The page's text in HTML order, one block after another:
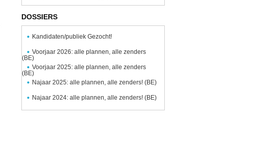
DOSSIERS
Kandidaten/publiek Gezocht!
Voorjaar 2026: alle plannen, alle zenders
(BE)
Voorjaar 2025: alle plannen, alle zenders
(BE)
Najaar 2025: alle plannen, alle zenders! (BE)
Najaar 2024: alle plannen, alle zenders! (BE)